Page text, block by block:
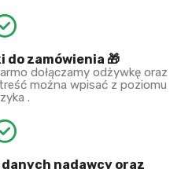
do zamówienia 🎁
dołączamy odżywkę oraz
można wpisać z poziomu
.
nadawcy oraz